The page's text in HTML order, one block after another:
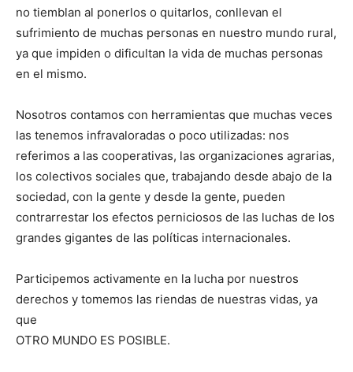
no tiemblan al ponerlos o quitarlos, conllevan el
sufrimiento de muchas personas en nuestro mundo rural,
ya que impiden o dificultan la vida de muchas personas
en el mismo.
Nosotros contamos con herramientas que muchas veces
las tenemos infravaloradas o poco utilizadas: nos
referimos a las cooperativas, las organizaciones agrarias,
los colectivos sociales que, trabajando desde abajo de la
sociedad, con la gente y desde la gente, pueden
contrarrestar los efectos perniciosos de las luchas de los
grandes gigantes de las políticas internacionales.
Participemos activamente en la lucha por nuestros
derechos y tomemos las riendas de nuestras vidas, ya
que
OTRO MUNDO ES POSIBLE.